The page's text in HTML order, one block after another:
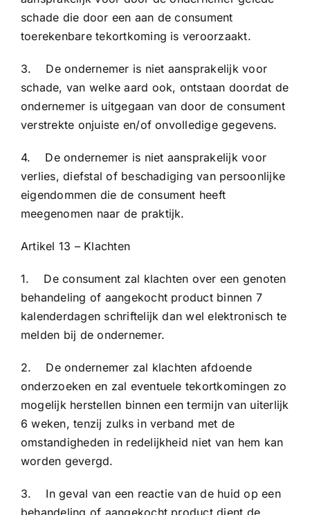
schade die door een aan de consument
toerekenbare tekortkoming is veroorzaakt.
3. De ondernemer is niet aansprakelijk voor
schade, van welke aard ook, ontstaan doordat de
ondernemer is uitgegaan van door de consument
verstrekte onjuiste en/of onvolledige gegevens.
4. De ondernemer is niet aansprakelijk voor
verlies, diefstal of beschadiging van persoonlijke
eigendommen die de consument heeft
meegenomen naar de praktijk.
Artikel 13 – Klachten
1. De consument zal klachten over een genoten
behandeling of aangekocht product binnen 7
kalenderdagen schriftelijk dan wel elektronisch te
melden bij de ondernemer.
2. De ondernemer zal klachten afdoende
onderzoeken en zal eventuele tekortkomingen zo
mogelijk herstellen binnen een termijn van uiterlijk
6 weken, tenzij zulks in verband met de
omstandigheden in redelijkheid niet van hem kan
worden gevergd.
3. In geval van een reactie van de huid op een
behandeling of aangekocht product dient de